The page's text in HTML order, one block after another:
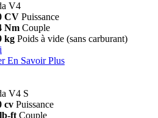
V4
CV Puissance
Nm Couple
kg Poids à vide (sans carburant)
i
En Savoir Plus
V4 S
cv Puissance
ft Couple